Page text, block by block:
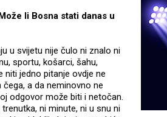
li Bosna stati danas u
u svijetu nije čulo ni znalo ni
sportu, košarci, šahu,
jedno pitanje ovdje ne
a da neminovno ne
odgovor može biti i netočan.
ni minute, ni u snu ni